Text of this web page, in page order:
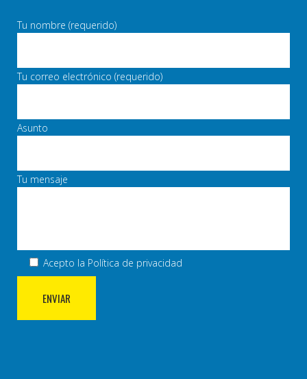
Tu nombre (requerido)
Tu correo electrónico (requerido)
Asunto
Tu mensaje
Acepto la Política de privacidad